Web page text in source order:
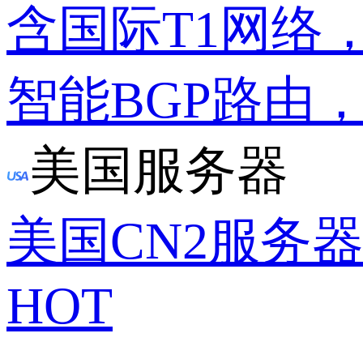
含国际T1网络
智能BGP路由
美国服务器
美国CN2服务器
HOT